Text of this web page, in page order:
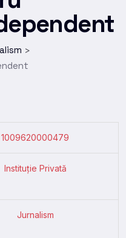
>
1009620000479
Instituție Privată
Jurnalism